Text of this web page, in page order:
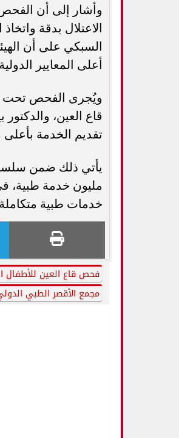
وأشار إلى أن
الاعتلال بدقة
السبكي على أن
أعلى المعايير
ويُجرى الفحص
قاع العين،
تقديم الخدمة
مليون خدمة طبية،
خدمات طبية
فحص قاع العين للأطفال
مجمع الأقصر الطبي